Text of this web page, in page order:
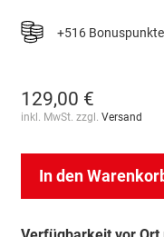
+516 Bonuspunkte
129,00 €
inkl. MwSt. zzgl. Versand
In den